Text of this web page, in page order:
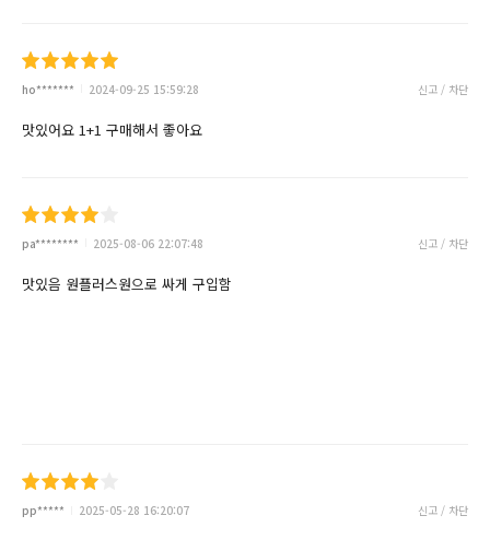
ho******* 2024-09-25 15:59:28 신고 / 차단
맛있어요 1+1 구매해서 좋아요
pa******** 2025-08-06 22:07:48 신고 / 차단
맛있음 원플러스원으로 싸게 구입함
pp***** 2025-05-28 16:20:07 신고 / 차단